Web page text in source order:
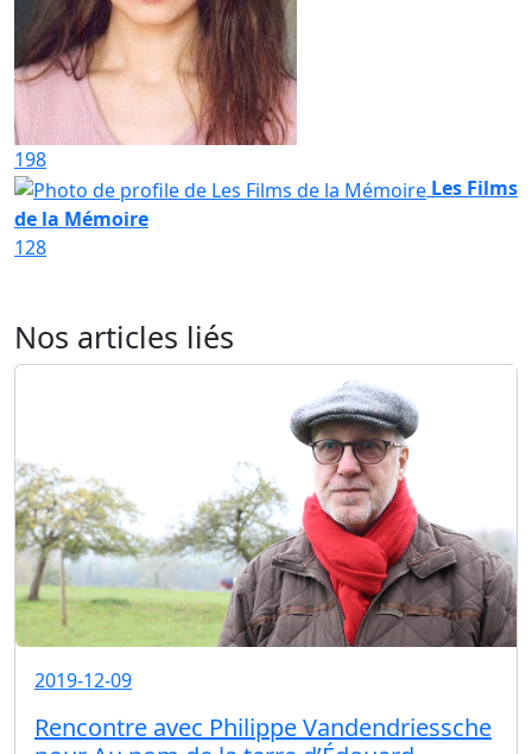
198
Les Films
de la Mémoire
128
Nos articles liés
2019-12-09
Rencontre avec Philippe Vandendriessche